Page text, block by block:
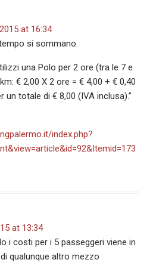
at 16:34
si sommano.
una Polo per 2 ore (tra le 7 e
€ 2,00 X 2 ore = € 4,00 + € 0,40
un totale di € 8,00 (IVA inclusa).”
index.php?
at 13:34
i costi per i 5 passeggeri viene in
qualunque altro mezzo